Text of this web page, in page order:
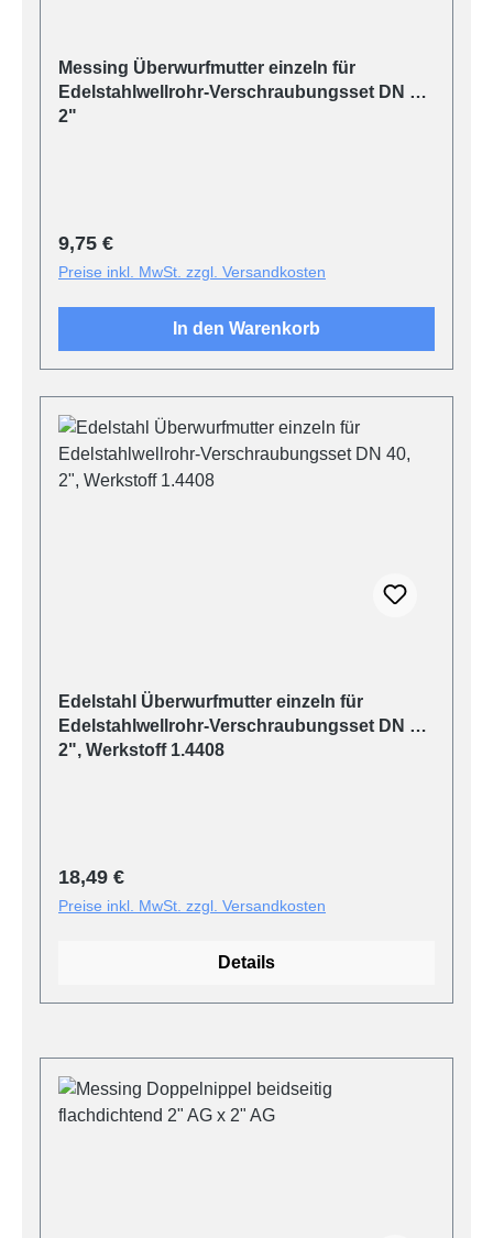
Messing Überwurfmutter einzeln für
Edelstahlwellrohr-Verschraubungsset DN 40,
2"
Regulärer Preis:
9,75 €
Preise inkl. MwSt. zzgl. Versandkosten
In den Warenkorb
Edelstahl Überwurfmutter einzeln für
Edelstahlwellrohr-Verschraubungsset DN 40,
2", Werkstoff 1.4408
Regulärer Preis:
18,49 €
Preise inkl. MwSt. zzgl. Versandkosten
Details